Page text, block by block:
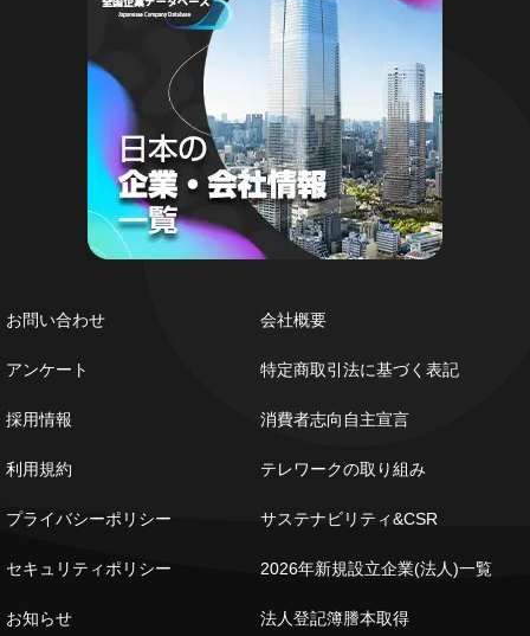
お問い合わせ
アンケート
採用情報
利用規約
プライバシーポリシー
セキュリティポリシー
お知らせ
会社概要
特定商取引法に基づく表記
消費者志向自主宣言
テレワークの取り組み
サステナビリティ&CSR
2026年新規設立企業(法人)一覧
法人登記簿謄本取得